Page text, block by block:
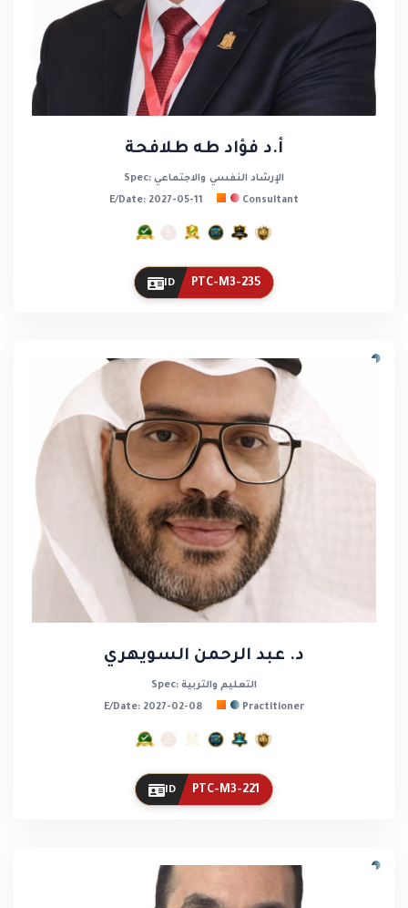
أ.د فؤاد طه طلافحة
Spec: الإرشاد النفسي والاجتماعي
E/Date: 2027-05-11
Consultant
ID PTC-M3-235
د. عبد الرحمن السويهري
Spec: التعليم والتربية
E/Date: 2027-02-08
Practitioner
ID PTC-M3-221